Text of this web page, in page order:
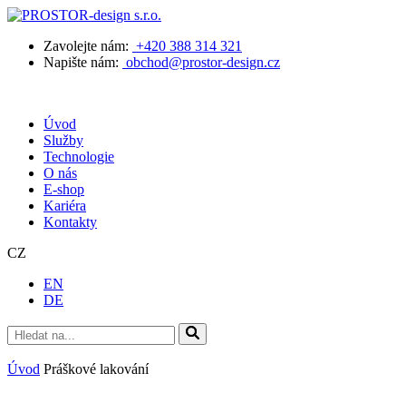
Zavolejte nám: +420 388 314 321
Napište nám: obchod@prostor-design.cz
Úvod
Služby
Technologie
O nás
E-shop
Kariéra
Kontakty
CZ
EN
DE
Úvod Práškové lakování